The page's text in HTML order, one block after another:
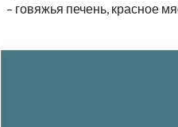
– говяжья печень, красное